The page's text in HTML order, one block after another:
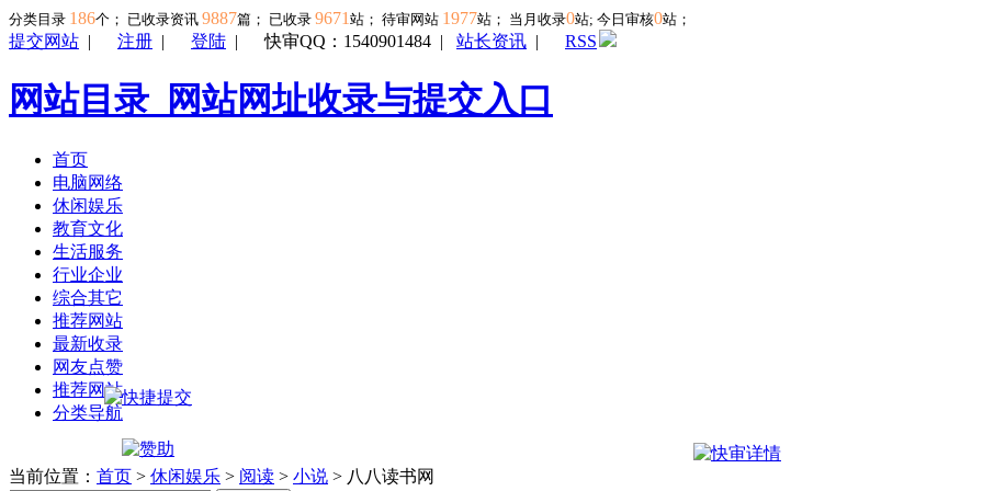
分类目录 186个； 已收录资讯 9887篇； 已收录 9671 站； 待审网站 1977站； 当月收录0站; 今日审核0站；
提交网站 | 注册 | 登陆 |快审QQ：1540901484 | 站长资讯 | RSS
网站目录_网站网址收录与提交入口
首页
电脑网络
休闲娱乐
教育文化
生活服务
行业企业
综合其它
推荐网站
最新收录
网友点赞
推荐网站
分类导航
当前位置： 首页 > 休闲娱乐 > 阅读 > 小说 > 八八读书网